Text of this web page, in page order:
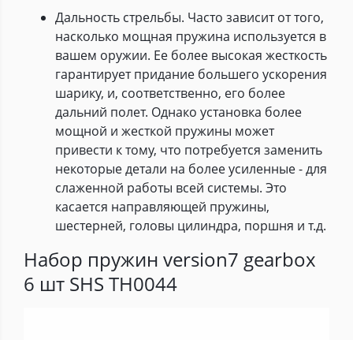
Дальность стрельбы. Часто зависит от того,
насколько мощная пружина используется в
вашем оружии. Ее более высокая жесткость
гарантирует придание большего ускорения
шарику, и, соответственно, его более
дальний полет. Однако установка более
мощной и жесткой пружины может
привести к тому, что потребуется заменить
некоторые детали на более усиленные - для
слаженной работы всей системы. Это
касается направляющей пружины,
шестерней, головы цилиндра, поршня и т.д.
Набор пружин version7 gearbox
6 шт SHS TH0044